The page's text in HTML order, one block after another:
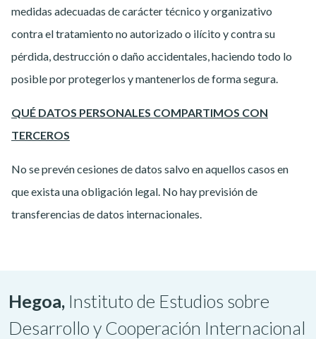
medidas adecuadas de carácter técnico y organizativo
contra el tratamiento no autorizado o ilícito y contra su
pérdida, destrucción o daño accidentales, haciendo todo lo
posible por protegerlos y mantenerlos de forma segura.
QUÉ DATOS PERSONALES COMPARTIMOS CON
TERCEROS
No se prevén cesiones de datos salvo en aquellos casos en
que exista una obligación legal. No hay previsión de
transferencias de datos internacionales.
Hegoa, Instituto de Estudios sobre
Desarrollo y Cooperación Internacional